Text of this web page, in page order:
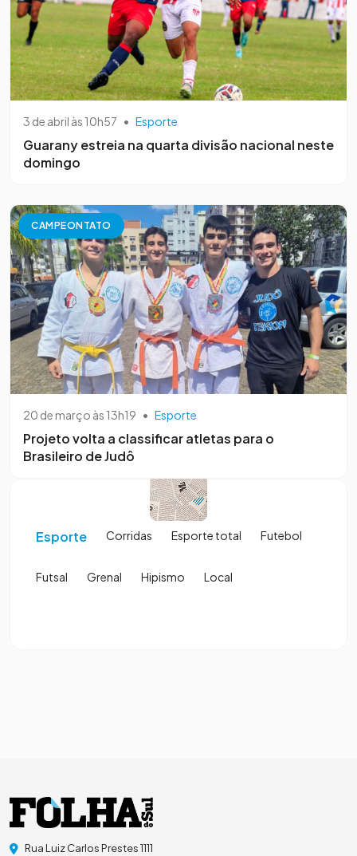
3 de abril às 10h57 • Esporte
Guarany estreia na quarta divisão nacional neste
domingo
CAMPEONTATO
20 de março às 13h19 • Esporte
Projeto volta a classificar atletas para o
Brasileiro de Judô
Esporte Corridas Esporte total Futebol
Futsal Grenal Hipismo Local
Rua Luiz Carlos Prestes 1111